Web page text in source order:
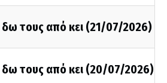
δω τους από κει (21/07/2026)
δω τους από κει (20/07/2026)